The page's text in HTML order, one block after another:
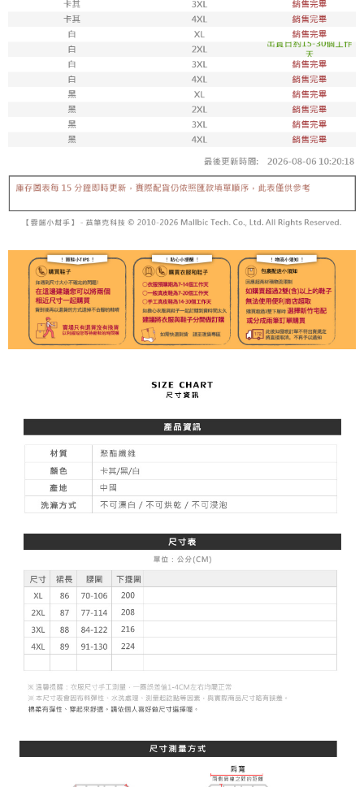
7-11取貨付款
每筆NT$100，滿NT$1,800(含以上)免運費
付款後711取貨
每筆NT$100，滿NT$1,800(含以上)免運費
每筆NT$150，滿NT$1,800(含以上)免運費